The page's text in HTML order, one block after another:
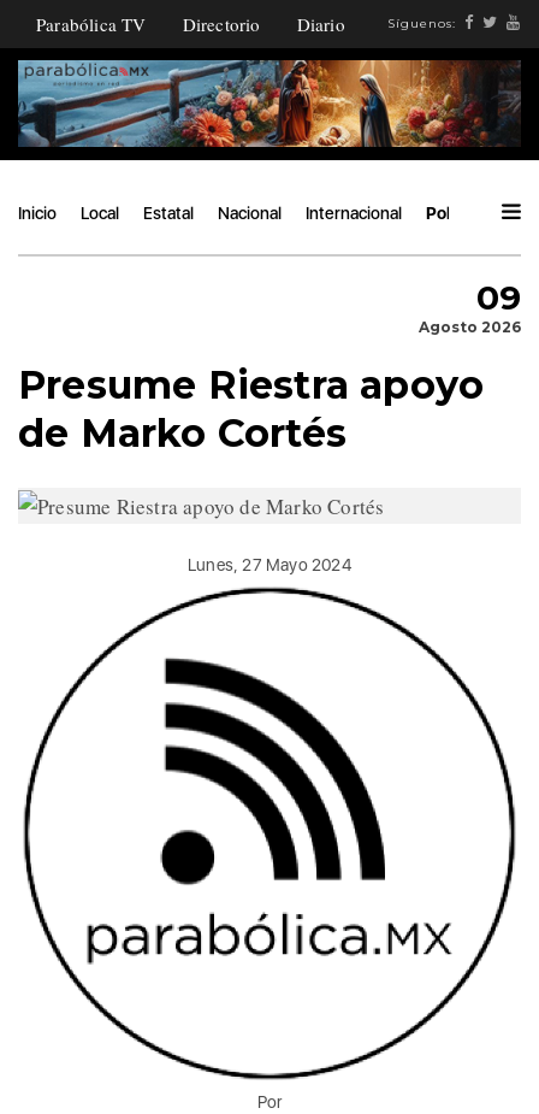
Parabólica TV Directorio Diario Síguenos:
Inicio Local Estatal Nacional Internacional Política
09
Agosto 2026
Presume Riestra apoyo
de Marko Cortés
Lunes, 27 Mayo 2024
Por